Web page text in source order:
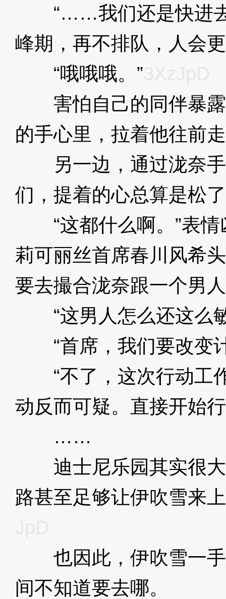
“……我们还是快进去
峰期，再不排队，人会
“哦哦哦。”
害怕自己的同伴暴露
的手心里，拉着他往前
另一边，通过泷奈手
们，提着的心总算是松
“这都什么啊。”表情
莉可丽丝首席春川风希
要去撮合泷奈跟一个男
“这男人怎么还这么
“首席，我们要改变
“不了，这次行动工
动反而可疑。直接开始
……
迪士尼乐园其实很大
路甚至足够让伊吹雪来
也因此，伊吹雪一手
间不知道要去哪。